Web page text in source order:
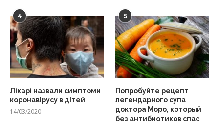
4
Лікарі назвали симптоми
коронавірусу в дітей
14/03/2020
5
Попробуйте рецепт
легендарного супа
доктора Моро, который
без антибиотиков спас